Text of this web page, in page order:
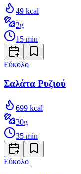
49 kcal
2g
15 min
Εύκολο
Σαλάτα Ρυζιού
699 kcal
30g
35 min
Εύκολο